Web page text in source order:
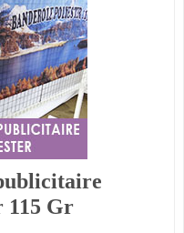
115 Gr